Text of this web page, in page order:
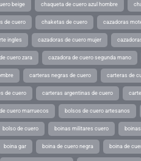
beige chaqueta de cuero azul hombre
de cuero chaketas de cuero cazadoras
ingles cazadoras de cuero mujer
cuero zara cazadora de cuero segunda mano
carteras negras de cuero carteras de
de cuero carteras argentinas de cuero
cuero marruecos bolsos de cuero artesanos
bolso de cuero boinas militares cuero
boina gar boina de cuero negra boina de